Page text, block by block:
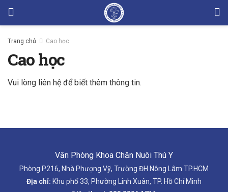
Trang chủ Cao học
Cao học
Vui lòng liên hệ để biết thêm thông tin.
Văn Phòng Khoa Chăn Nuôi Thú Y
Phòng P216, Nhà Phượng Vỹ, Trường ĐH Nông Lâm TP.HCM
Địa chỉ: Khu phố 33, Phường Linh Xuân, TP. Hồ Chí Minh